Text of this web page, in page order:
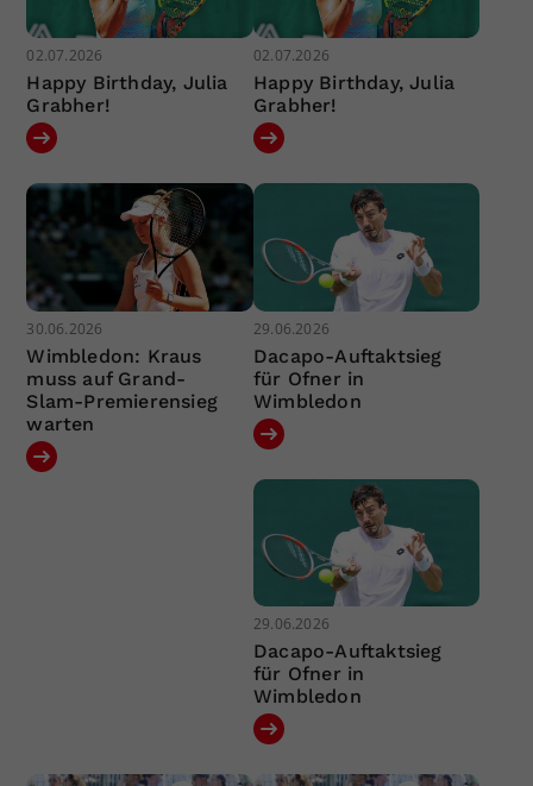
02.07.2026
Happy Birthday, Julia
Grabher!
02.07.2026
Happy Birthday, Julia
Grabher!
30.06.2026
Wimbledon: Kraus
muss auf Grand-
Slam-Premierensieg
warten
29.06.2026
Dacapo-Auftaktsieg
für Ofner in
Wimbledon
29.06.2026
Dacapo-Auftaktsieg
für Ofner in
Wimbledon